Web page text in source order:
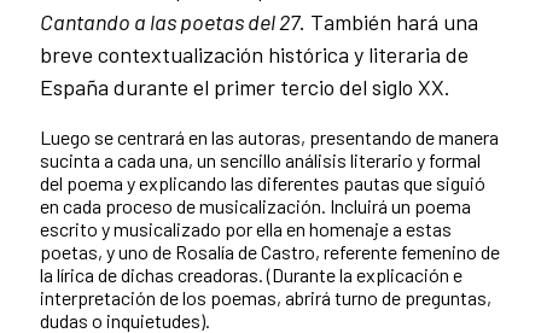
Cantando a las poetas del 27. También hará una
breve contextualización histórica y literaria de
España durante el primer tercio del siglo XX.
Luego se centrará en las autoras, presentando de manera
sucinta a cada una, un sencillo análisis literario y formal
del poema y explicando las diferentes pautas que siguió
en cada proceso de musicalización. Incluirá un poema
escrito y musicalizado por ella en homenaje a estas
poetas, y uno de Rosalía de Castro, referente femenino de
la lírica de dichas creadoras. (Durante la explicación e
interpretación de los poemas, abrirá turno de preguntas,
dudas o inquietudes).